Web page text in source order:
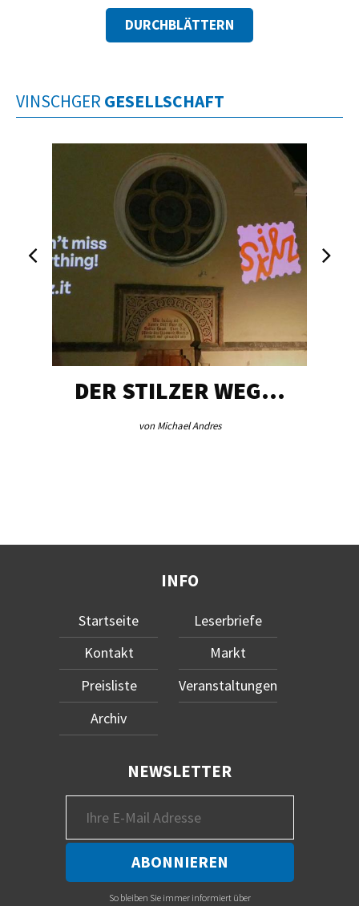
DURCHBLÄTTERN
VINSCHGER GESELLSCHAFT
DER STILZER WEG…
von Michael Andres
INFO
Startseite
Kontakt
Preisliste
Archiv
Leserbriefe
Markt
Veranstaltungen
NEWSLETTER
So bleiben Sie immer informiert über